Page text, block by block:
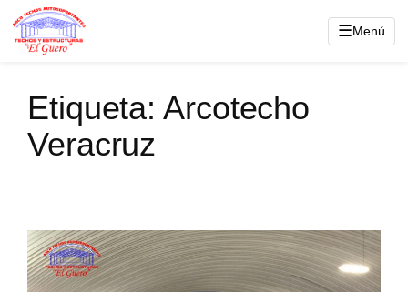
Saltar
☰Menú
Etiqueta: Arcotecho
Veracruz